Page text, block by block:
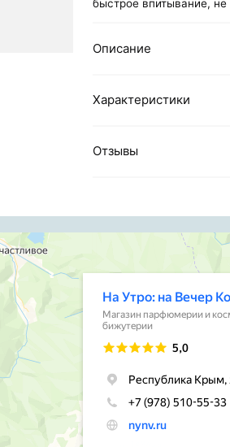
быстрое впитывание, не
Описание
Характеристики
Отзывы